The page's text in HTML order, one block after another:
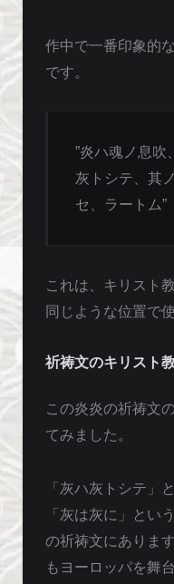
作中で一番印象的
です。
”炎ハ魂ノ息吹
灰トシテ、其
セ、ラートム”
これは、キリスト
同じような位置で
祈祷文のキリスト
この炎炎の祈祷文
てみました。
「灰ハ灰トシテ」
「灰は灰に」とい
の祈祷文にありま
もヨーロッパを舞